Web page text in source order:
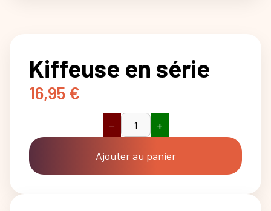
Kiffeuse en série
16,95 €
quantité
Kiffeuse
en
série
− +
Ajouter au panier